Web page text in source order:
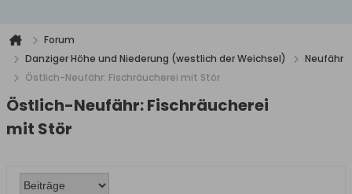
Forum
Danziger Höhe und Niederung (westlich der Weichsel)
Neufähr
Östlich-Neufähr: Fischräucherei mit Stör
Östlich-Neufähr: Fischräucherei
mit Stör